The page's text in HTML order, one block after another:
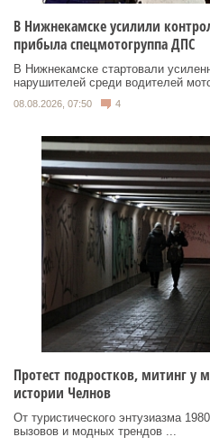
В Нижнекамске усилили
прибыла спецмотогруппа ДПС
В Нижнекамске стартовали
нарушителей среди водителей
08.08.2026, 07:50 4
Протест подростков, митинг у
истории Челнов
От туристического энтузиазма
вызовов и модных трендов ...